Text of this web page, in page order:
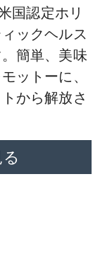
国認定ホリ
ックヘルス
簡単、美味
ットーに、
から解放さ